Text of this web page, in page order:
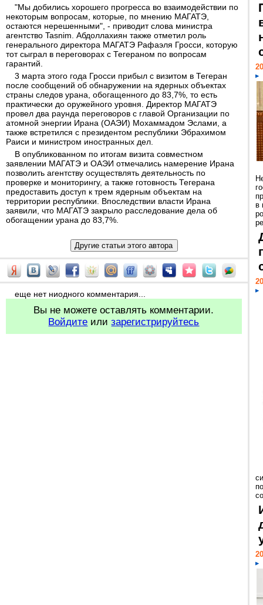
"Мы добились хорошего прогресса во взаимодействии по
некоторым вопросам, которые, по мнению МАГАТЭ,
остаются нерешенными", - приводит слова министра
агентство Tasnim. Абдоллахиян также отметил роль
генерального директора МАГАТЭ Рафаэля Гросси, которую
тот сыграл в переговорах с Тегераном по вопросам
гарантий.
3 марта этого года Гросси прибыл с визитом в Тегеран
после сообщений об обнаружении на ядерных объектах
страны следов урана, обогащенного до 83,7%, то есть
практически до оружейного уровня. Директор МАГАТЭ
провел два раунда переговоров с главой Организации по
атомной энергии Ирана (ОАЭИ) Мохаммадом Эслами, а
также встретился с президентом республики Эбрахимом
Раиси и министром иностранных дел.
В опубликованном по итогам визита совместном
заявлении МАГАТЭ и ОАЭИ отмечались намерение Ирана
позволить агентству осуществлять деятельность по
проверке и мониторингу, а также готовность Тегерана
предоставить доступ к трем ядерным объектам на
территории республики. Впоследствии власти Ирана
заявили, что МАГАТЭ закрыло расследование дела об
обогащении урана до 83,7%.
еще нет ниодного комментария...
Вы не можете оставлять комментарии.
Войдите илизарегистрируйтесь
в